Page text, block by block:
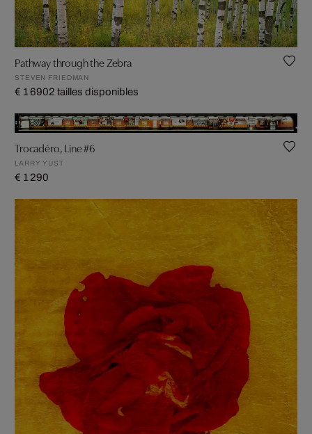
Pathway through the Zebra
STEVEN FRIEDMAN
€ 1 6902 tailles disponibles
Trocadéro, Line #6
LARRY YUST
€ 1 290